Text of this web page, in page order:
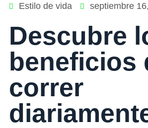
Estilo de vida septiembre
Descubre
beneficios
correr